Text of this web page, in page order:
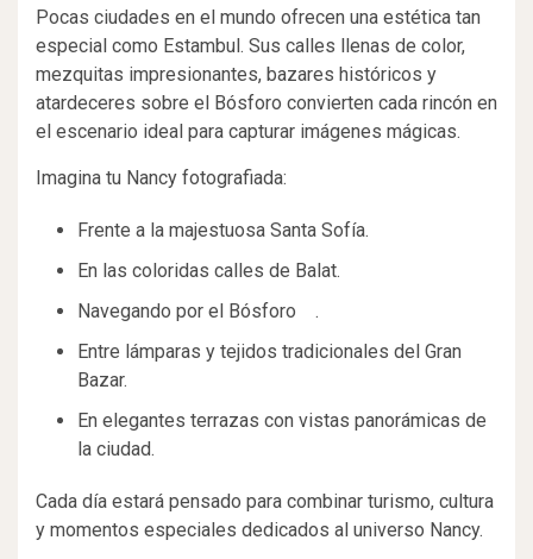
Pocas ciudades en el mundo ofrecen una estética tan
especial como Estambul. Sus calles llenas de color,
mezquitas impresionantes, bazares históricos y
atardeceres sobre el Bósforo convierten cada rincón en
el escenario ideal para capturar imágenes mágicas.
Imagina tu Nancy fotografiada:
Frente a la majestuosa Santa Sofía.
En las coloridas calles de Balat.
Navegando por el Bósforo .
Entre lámparas y tejidos tradicionales del Gran
Bazar.
En elegantes terrazas con vistas panorámicas de
la ciudad.
Cada día estará pensado para combinar turismo, cultura
y momentos especiales dedicados al universo Nancy.